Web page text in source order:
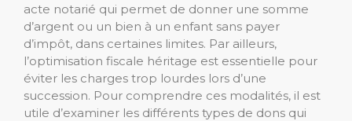
acte notarié qui permet de donner une somme
d’argent ou un bien à un enfant sans payer
d’impôt, dans certaines limites. Par ailleurs,
l’optimisation fiscale héritage est essentielle pour
éviter les charges trop lourdes lors d’une
succession. Pour comprendre ces modalités, il est
utile d’examiner les différents types de dons qui